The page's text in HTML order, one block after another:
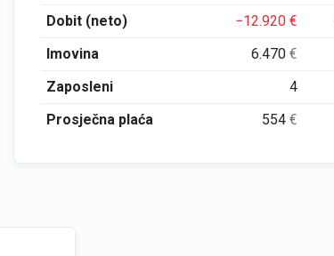
Dobit (neto)
−12.920€
Imovina
6.470€
Zaposleni
4
Prosječna plaća
554€